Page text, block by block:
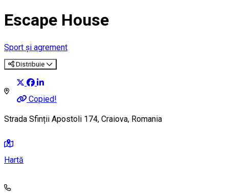
Escape House
Sport și agrement
Distribuie
Copied!
Strada Sfinții Apostoli 174, Craiova, Romania
Hartă